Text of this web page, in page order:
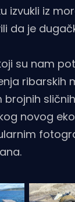
izvukli iz
da je
su nam
ribarskih
brojnih
novog